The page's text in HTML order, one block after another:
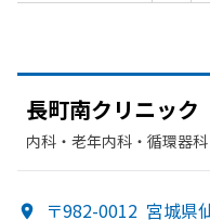
長町南クリニック
内科・​老年内科・​循環器
〒982-0012 宮城県